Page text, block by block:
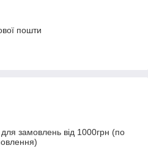
пошти
замовлень від 1000грн (по